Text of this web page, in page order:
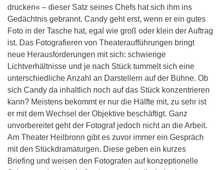
drucken« – dieser Satz seines Chefs hat sich ihm ins
Gedächtnis gebrannt. Candy geht erst, wenn er ein gutes
Foto in der Tasche hat, egal wie groß oder klein der Auftrag
ist. Das Fotografieren von Theateraufführungen bringt
neue Herausforderungen mit sich: schwierige
Lichtverhältnisse und je nach Stück tummelt sich eine
unterschiedliche Anzahl an Darstellern auf der Bühne. Ob
sich Candy da inhaltlich noch auf das Stück konzentrieren
kann? Meistens bekommt er nur die Hälfte mit, zu sehr ist
er mit dem Wechsel der Objektive beschäftigt. Ganz
unvorbereitet geht der Fotograf jedoch nicht an die Arbeit.
Am Theater Heilbronn gibt es zuvor immer ein Gespräch
mit den Stückdramaturgen. Diese geben ein kurzes
Briefing und weisen den Fotografen auf konzeptionelle